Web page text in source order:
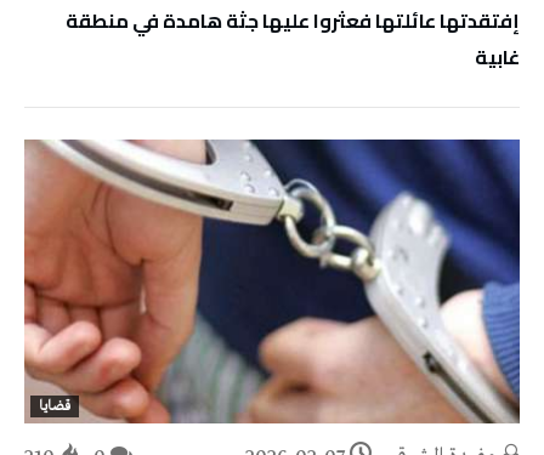
إفتقدتها عائلتها فعثروا عليها جثة هامدة في منطقة
غابية
قضايا